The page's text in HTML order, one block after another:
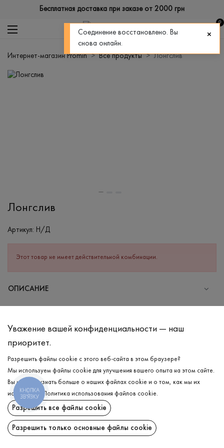
Бесплатная доставка при заказе от 2000 грн
0
Интернет-магазин Promin Все продукты Лонгслив
Лонгслив
Артикул: Н/Д
Этот товар не имеет действительной комбинации.
ОПИСАНИЕ
УХОД
Стирка в холодной воде (до 30 °C)
Отбеливание запрещено
Гладить при средней температуре
Щадный отжим и сушка
Щадящая химчистка
ДОСТАВКА
ВОЗВРАТ
Уважение вашей конфиденциальности — наш
приоритет.
Разрешить файлы cookie с этого веб-сайта в этом браузере?
Мы используем файлы cookie для улучшения вашего опыта на этом сайте.
Вы можете узнать больше о наших файлах cookie и о том, как мы их
используем.
Политика использования файлов cookie.
Разрешить все файлы cookie
Разрешить только основные файлы cookie
КНОПКА
ЗВ'ЯЗКУ
Соединение восстановлено. Вы
снова онлайн.